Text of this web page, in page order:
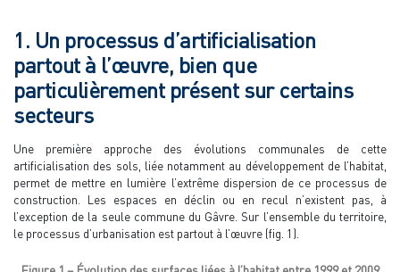
1. Un processus d’artificialisation
partout à l’œuvre, bien que
particulièrement présent sur certains
secteurs
Une première approche des évolutions communales de cette
artificialisation des sols, liée notamment au développement de l’habitat,
permet de mettre en lumière l’extrême dispersion de ce processus de
construction. Les espaces en déclin ou en recul n’existent pas, à
l’exception de la seule commune du Gâvre. Sur l’ensemble du territoire,
le processus d’urbanisation est partout à l’œuvre (fig. 1).